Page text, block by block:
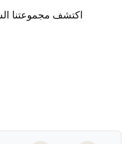
اكتشف مجموعتنا